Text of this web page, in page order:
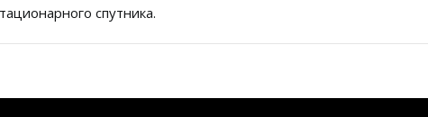
спутника.